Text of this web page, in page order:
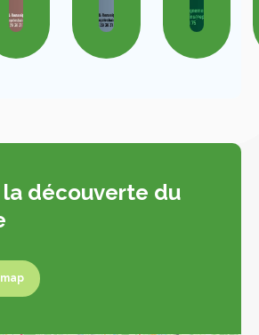
la découverte du